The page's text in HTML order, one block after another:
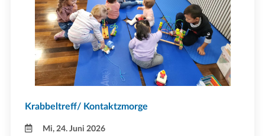
Krabbeltreff/ Kontaktzmorge
Mi, 24. Juni 2026